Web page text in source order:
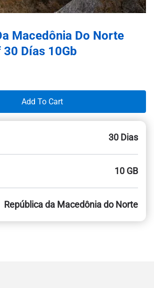
Macedônia Do Norte
Días 10Gb
Add To Cart
30 Dias
10 GB
República da Macedônia do Norte